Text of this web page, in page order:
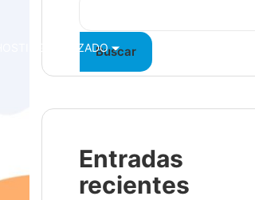
HOSTING AVANZADOBuscar
Entradas
recientes